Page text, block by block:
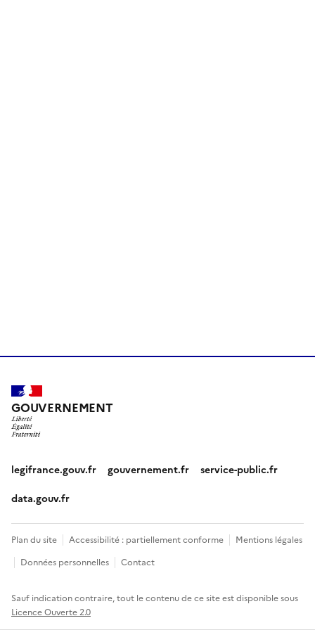
GOUVERNEMENT
legifrance.gouv.fr gouvernement.fr service-public.fr
data.gouv.fr
Plan du site Accessibilité : partiellement conforme
Mentions légales
Données personnelles
Contact
Sauf indication contraire, tout le contenu de ce site est disponible sous
Licence Ouverte 2.0